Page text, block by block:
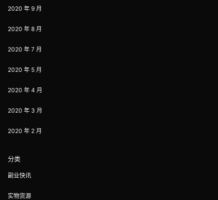
2020 年 9 月
2020 年 8 月
2020 年 7 月
2020 年 5 月
2020 年 4 月
2020 年 3 月
2020 年 2 月
分类
副业快讯
实物货源